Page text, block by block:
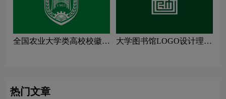
全国农业大学类高校校徽设
大学图书馆LOGO设计理念
热门文章